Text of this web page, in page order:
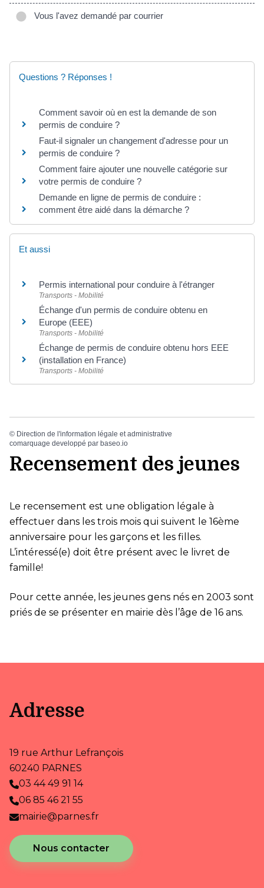
Vous l'avez demandé par courrier
Questions ? Réponses !
Comment savoir où en est la demande de son
permis de conduire ?
Faut-il signaler un changement d'adresse pour un
permis de conduire ?
Comment faire ajouter une nouvelle catégorie sur
votre permis de conduire ?
Demande en ligne de permis de conduire :
comment être aidé dans la démarche ?
Et aussi
Permis international pour conduire à l'étranger
Transports - Mobilité
Échange d'un permis de conduire obtenu en
Europe (EEE)
Transports - Mobilité
Échange de permis de conduire obtenu hors EEE
(installation en France)
Transports - Mobilité
© Direction de l'information légale et administrative
comarquage developpé par baseo.io
Recensement des jeunes
Le recensement est une obligation légale à
effectuer dans les trois mois qui suivent le 16ème
anniversaire pour les garçons et les filles.
L’intéressé(e) doit être présent avec le livret de
famille!
Pour cette année, les jeunes gens nés en 2003 sont
priés de se présenter en mairie dès l’âge de 16 ans.
Adresse
19 rue Arthur Lefrançois
60240 PARNES
03 44 49 91 14
06 85 46 21 55
mairie@parnes.fr
Nous contacter